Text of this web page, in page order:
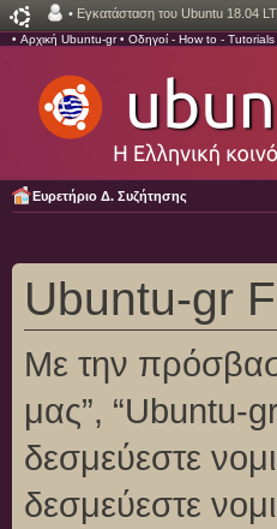
• Εγκατάσταση του Ubuntu 18.04
• Αρχική Ubuntu-gr• Οδηγοί - How to - Tutorials
Ευρετήριο Δ. Συζήτησης
Ubuntu-gr
Με την
μας”, “Ubuntu-
δεσμεύεστε
δεσμεύεστε